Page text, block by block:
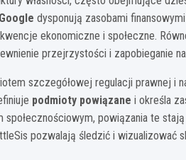
dysponują zasobami
ekonomiczne i społeczne.
przejrzystości i zapobieganie
szczegółowej regulacji prawnej i
podmioty powiązane i określa
powiązania te
pozwalają śledzić i wizualizować